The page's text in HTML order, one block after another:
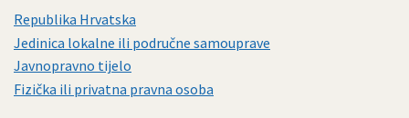
Republika Hrvatska
Jedinica lokalne ili područne samouprave
Javnopravno tijelo
Fizička ili privatna pravna osoba